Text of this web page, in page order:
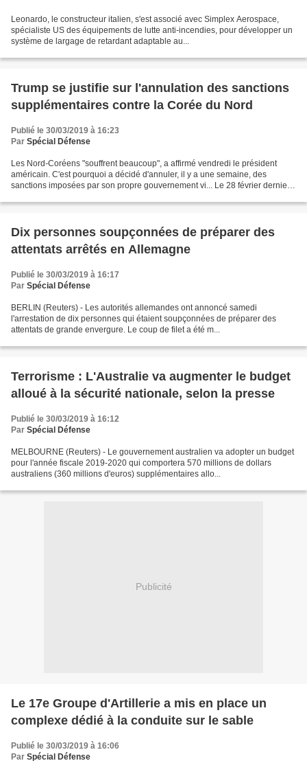
Leonardo, le constructeur italien, s'est associé avec Simplex Aerospace,
spécialiste US des équipements de lutte anti-incendies, pour développer un
système de largage de retardant adaptable au...
Trump se justifie sur l'annulation des sanctions
supplémentaires contre la Corée du Nord
Publié le 30/03/2019 à 16:23
Par Spécial Défense
Les Nord-Coréens "souffrent beaucoup", a affirmé vendredi le président
américain. C'est pourquoi a décidé d'annuler, il y a une semaine, des
sanctions imposées par son propre gouvernement vi... Le 28 février dernier
Dix personnes soupçonnées de préparer des
attentats arrêtés en Allemagne
Publié le 30/03/2019 à 16:17
Par Spécial Défense
BERLIN (Reuters) - Les autorités allemandes ont annoncé samedi
l'arrestation de dix personnes qui étaient soupçonnées de préparer des
attentats de grande envergure. Le coup de filet a été m...
Terrorisme : L'Australie va augmenter le budget
alloué à la sécurité nationale, selon la presse
Publié le 30/03/2019 à 16:12
Par Spécial Défense
MELBOURNE (Reuters) - Le gouvernement australien va adopter un budget
pour l'année fiscale 2019-2020 qui comportera 570 millions de dollars
australiens (360 millions d'euros) supplémentaires allo...
Publicité
Le 17e Groupe d'Artillerie a mis en place un
complexe dédié à la conduite sur le sable
Publié le 30/03/2019 à 16:06
Par Spécial Défense